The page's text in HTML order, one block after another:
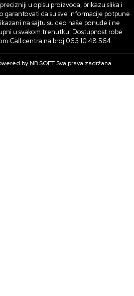
u opisu proizvoda, prikazu slika i
garantovati da su sve informacije potpune
na sajtu su deo naše ponude i ne
u svakom trenutku. Dostupnost robe
Call centra na broj 063 10 48 564.
byNB SOFTSva prava zadržana.